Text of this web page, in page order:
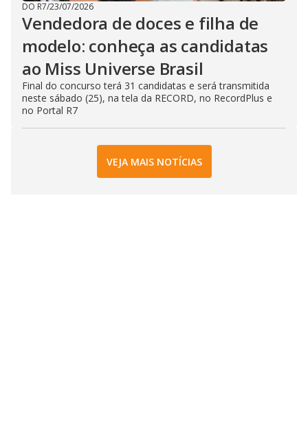
DO R7/23/07/2026
Vendedora de doces e filha de
modelo: conheça as candidatas
ao Miss Universe Brasil
Final do concurso terá 31 candidatas e será transmitida
neste sábado (25), na tela da RECORD, no RecordPlus e
no Portal R7
VEJA MAIS NOTÍCIAS